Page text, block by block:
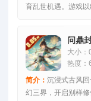
育乱世机遇。游戏
问鼎
大小：
热度：
简介： 沉浸式古风
幻三界，开启别样